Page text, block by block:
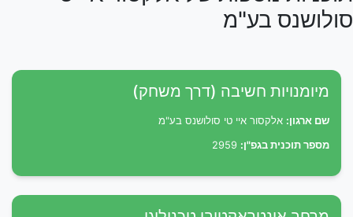
סולושנס בע"מ
מיומנויות חשיבה (דרך משחק)
שם ארגון: אלקסור איי טי סולושנס בע"מ
מספר תוכנית בגפ"ן: